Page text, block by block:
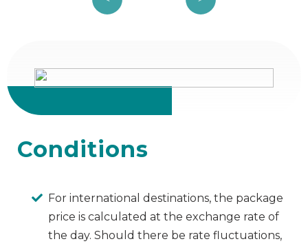
Conditions
For international destinations, the package
price is calculated at the exchange rate of
the day. Should there be rate fluctuations,